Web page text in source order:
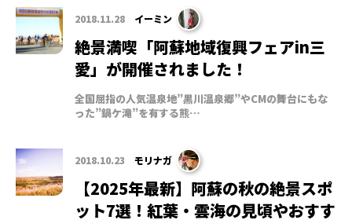
2018.11.28 イーミン
絶景満喫「阿蘇地域復興フェアin三
愛」が開催されました！
全国屈指の人気温泉地”黒川温泉郷”やCMの舞台にもな
った”鍋ケ滝”を有する熊…
2018.10.23 モリナガ
【2025年最新】阿蘇の秋の絶景スポ
ット7選！紅葉・雲海の見頃やおすす